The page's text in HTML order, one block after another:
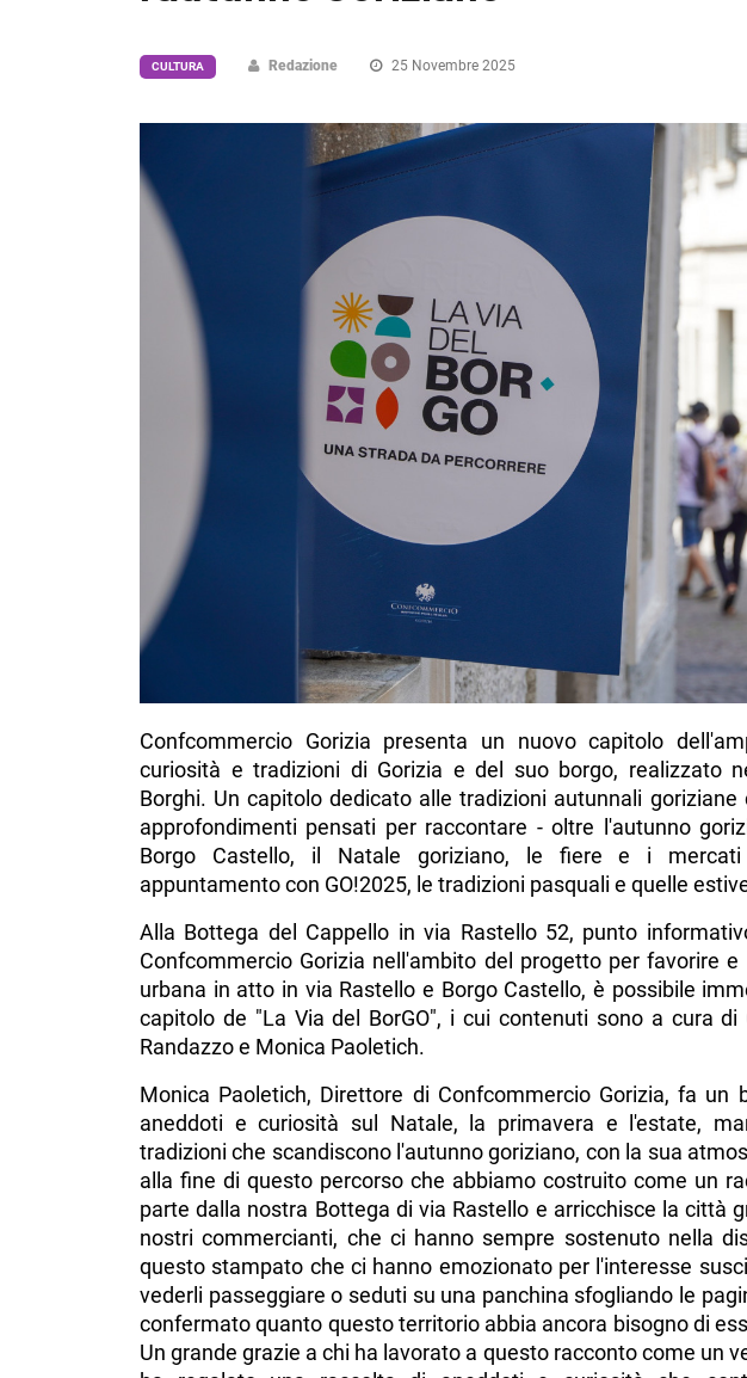
CULTURA Redazione 25 Novembre 2025
Confcommercio Gorizia presenta un nuovo capitolo
curiosità e tradizioni di Gorizia e del suo borgo, realizzato
Borghi. Un capitolo dedicato alle tradizioni autunnali
approfondimenti pensati per raccontare - oltre l'autunno
Borgo Castello, il Natale goriziano, le fiere e i mercati
appuntamento con GO!2025, le tradizioni pasquali e quelle
Alla Bottega del Cappello in via Rastello 52, punto
Confcommercio Gorizia nell'ambito del progetto per favorire
urbana in atto in via Rastello e Borgo Castello, è possibile
capitolo de "La Via del BorGO", i cui contenuti sono a cura di
Randazzo e Monica Paoletich.
Monica Paoletich, Direttore di Confcommercio Gorizia, fa un
aneddoti e curiosità sul Natale, la primavera e l'estate,
tradizioni che scandiscono l'autunno goriziano, con la sua
alla fine di questo percorso che abbiamo costruito come un
parte dalla nostra Bottega di via Rastello e arricchisce la città
nostri commercianti, che ci hanno sempre sostenuto nella
questo stampato che ci hanno emozionato per l'interesse
vederli passeggiare o seduti su una panchina sfogliando le
confermato quanto questo territorio abbia ancora bisogno di
Un grande grazie a chi ha lavorato a questo racconto come un